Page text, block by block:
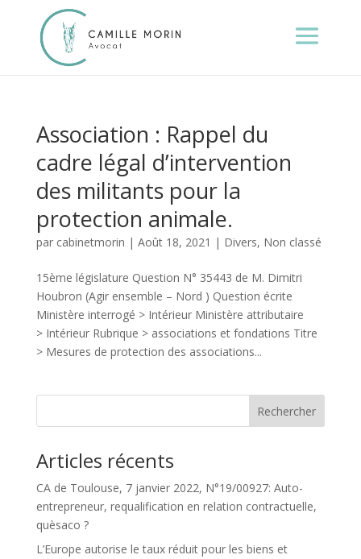
Association : Rappel du
cadre légal d’intervention
des militants pour la
protection animale.
par cabinetmorin | Août 18, 2021 | Divers, Non classé
15ème législature Question N° 35443 de M. Dimitri
Houbron (Agir ensemble – Nord ) Question écrite
Ministère interrogé > Intérieur Ministère attributaire
> Intérieur Rubrique > associations et fondations Titre
> Mesures de protection des associations...
Articles récents
CA de Toulouse, 7 janvier 2022, N°19/00927: Auto-
entrepreneur, requalification en relation contractuelle,
quèsaco ?
L’Europe autorise le taux réduit pour les biens et